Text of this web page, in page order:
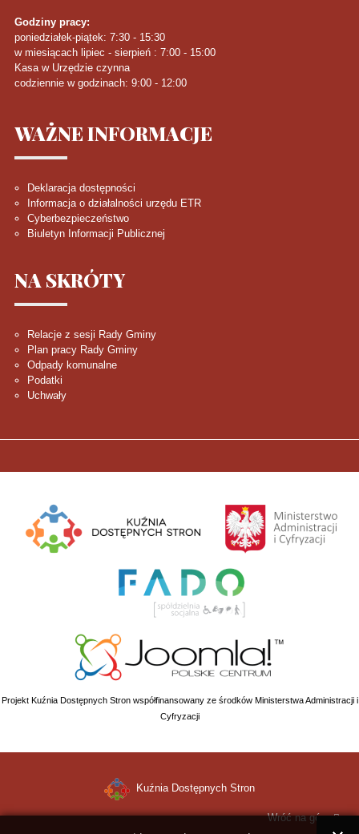
Godziny pracy:
poniedziałek-piątek: 7:30 - 15:30
w miesiącach lipiec - sierpień : 7:00 - 15:00
Kasa w Urzędzie czynna
codziennie w godzinach: 9:00 - 12:00
WAŻNEINFORMACJE
Deklaracja dostępności
Informacja o działalności urzędu ETR
Cyberbezpieczeństwo
Biuletyn Informacji Publicznej
NA SKRÓTY
Relacje z sesji Rady Gminy
Plan pracy Rady Gminy
Odpady komunalne
Podatki
Uchwały
Projekt Kuźnia Dostępnych Stron współfinansowany ze środków Ministerstwa Administracji i
Cyfryzacji
Kuźnia Dostępnych Stron
Wróć na górę